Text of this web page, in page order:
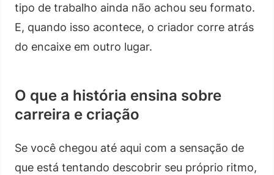
tipo de trabalho ainda não achou seu formato.
E, quando isso acontece, o criador corre atrás
do encaixe em outro lugar.
O que a história ensina sobre
carreira e criação
Se você chegou até aqui com a sensação de
que está tentando descobrir seu próprio ritmo,